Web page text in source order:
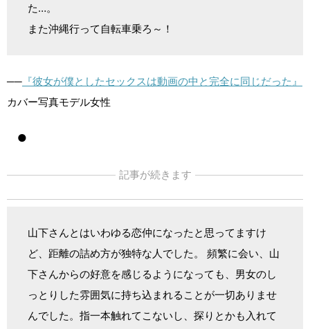
た…。
また沖縄行って自転車乗ろ～！
── 『彼女が僕としたセックスは動画の中と完全に同じだった』
カバー写真モデル女性
●
記事が続きます
山下さんとはいわゆる恋仲になったと思ってますけ
ど、距離の詰め方が独特な人でした。 頻繁に会い、山
下さんからの好意を感じるようになっても、男女のし
っとりした雰囲気に持ち込まれることが一切ありませ
んでした。指一本触れてこないし、探りとかも入れて